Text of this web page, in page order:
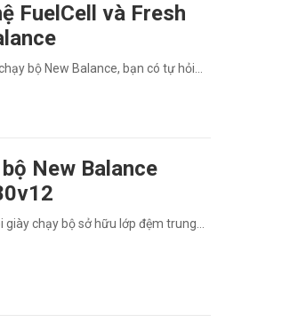
FuelCell và Fresh
bộ New Balance, bạn có tự hỏi…
New Balance
chạy bộ sở hữu lớp đệm trung…